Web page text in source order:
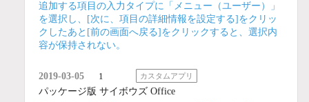
追加する項目の入力タイプに「メニュー（ユーザー）」
を選択し、[次に、項目の詳細情報を設定する]をクリッ
クしたあと[前の画面へ戻る]をクリックすると、選択内
容が保持されない。
2019-03-05 1 カスタムアプリ
パッケージ版 サイボウズ Office